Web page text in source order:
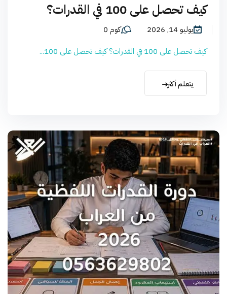
كيف تحصل على 100 في القدرات؟
يوليو 14, 2026
كوم 0
كيف تحصل على 100 في القدرات؟ كيف تحصل على 100...
يتعلم أكثر